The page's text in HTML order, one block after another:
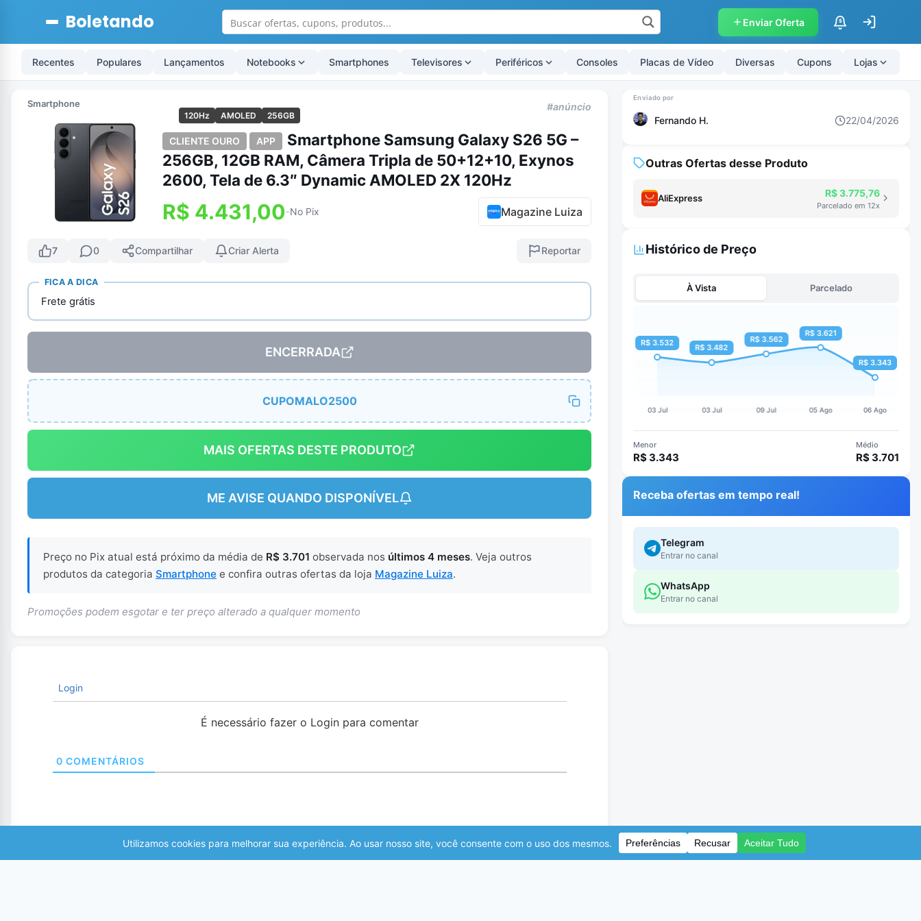
Boletando Enviar Oferta $
Recentes Populares Lançamentos Notebooks Smartphones Televisores Periféricos Consoles Placas de Vídeo Diversas Cupons Lojas
Smartphone
120Hz AMOLED 256GB
#anúncio
CLIENTE OURO APP
Smartphone Samsung Galaxy S26 5G –
256GB, 12GB RAM, Câmera Tripla de 50+12+10, Exynos
2600, Tela de 6.3″ Dynamic AMOLED 2X 120Hz
R$ 4.431,00 -No Pix Magazine Luiza
7 0 Compartilhar Criar Alerta Reportar
FICA A DICA
Frete grátis
ENCERRADA
CUPOMALO2500
MAIS OFERTAS DESTE PRODUTO
ME AVISE QUANDO DISPONÍVEL
Preço no Pix atual está próximo da média de R$ 3.701 observada nos últimos 4 meses. Veja outros
produtos da categoria Smartphone e confira outras ofertas da loja Magazine Luiza.
Promoções podem esgotar e ter preço alterado a qualquer momento
Login
É necessário fazer o Login para comentar
0 COMENTÁRIOS
Fernando H. 22/04/2026
Outras Ofertas desse Produto
AliExpress R$ 3.775,76
Parcelado em 12x
Histórico de Preço
À Vista Parcelado
Menor
R$ 3.343
Médio
R$ 3.701
Receba ofertas em tempo real!
Telegram
Entrar no canal
WhatsApp
Entrar no canal